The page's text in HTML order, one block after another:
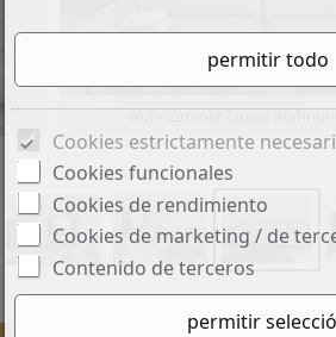
Wohnzimmer Luxus
Cookies estrictamente
Cookies funcionales
Cookies de rendimiento
Cookies de marketing / de
Contenido de terceros